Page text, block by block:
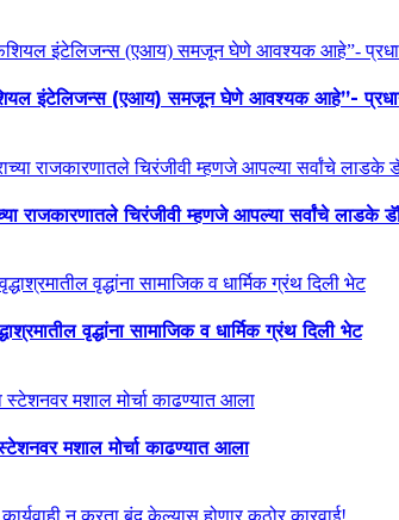
इंटेलिजन्स (एआय) समजून घेणे आवश्यक आहे”-
राजकारणातले चिरंजीवी म्हणजे आपल्या सर्वांचे लाडके
वृद्धांना सामाजिक व धार्मिक ग्रंथ दिली भेट
मशाल मोर्चा काढण्यात आला